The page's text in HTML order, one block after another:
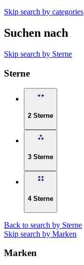
Skip search by categories
Suchen nach
Skip search by Sterne
Sterne
2 Sterne
3 Sterne
4 Sterne
Back to search by Sterne
Skip search by Marken
Marken